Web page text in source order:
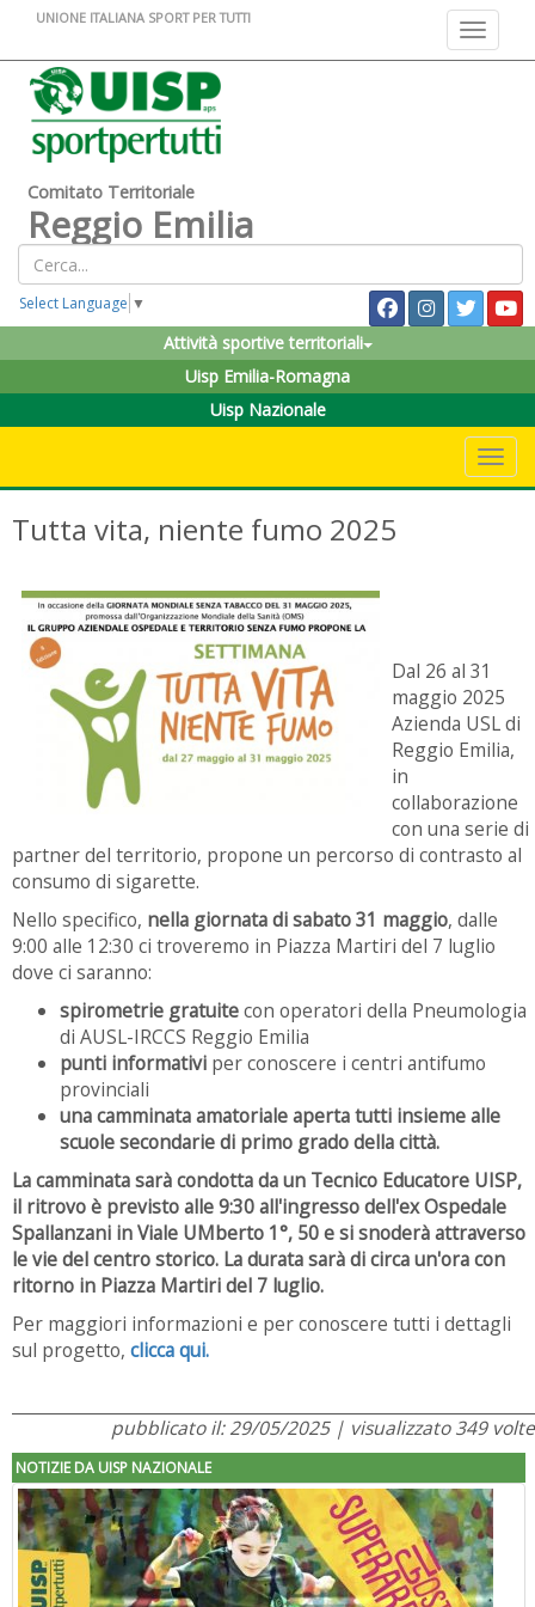
Toggle
UNIONE ITALIANA SPORT PER TUTTI
Comitato Territoriale
Reggio Emilia
Select Language ▼
Attività sportive territoriali
Uisp Emilia-Romagna
Uisp Nazionale
Tutta vita, niente fumo 2025
Dal 26 al 31
maggio 2025
Azienda USL di
Reggio Emilia,
in
collaborazione
con una serie di
partner del territorio, propone un percorso di contrasto al
consumo di sigarette.
Nello specifico, nella giornata di sabato 31 maggio, dalle
9:00 alle 12:30 ci troveremo in Piazza Martiri del 7 luglio
dove ci saranno:
spirometrie gratuitecon operatori della Pneumologia
di AUSL-IRCCS Reggio Emilia
punti informativi per conoscere i centri antifumo
provinciali
una camminata amatoriale aperta tutti insieme alle
scuole secondarie di primo grado della città.
La camminata sarà condotta da un Tecnico Educatore UISP,
il ritrovo è previsto alle 9:30 all'ingresso dell'ex Ospedale
Spallanzani in Viale UMberto 1°, 50 e si snoderà attraverso
le vie del centro storico. La durata sarà di circa un'ora con
ritorno in Piazza Martiri del 7 luglio.
Per maggiori informazioni e per conoscere tutti i dettagli
sul progetto, clicca qui.
pubblicato il: 29/05/2025 | visualizzato 349 volte
NOTIZIE DA UISP NAZIONALE